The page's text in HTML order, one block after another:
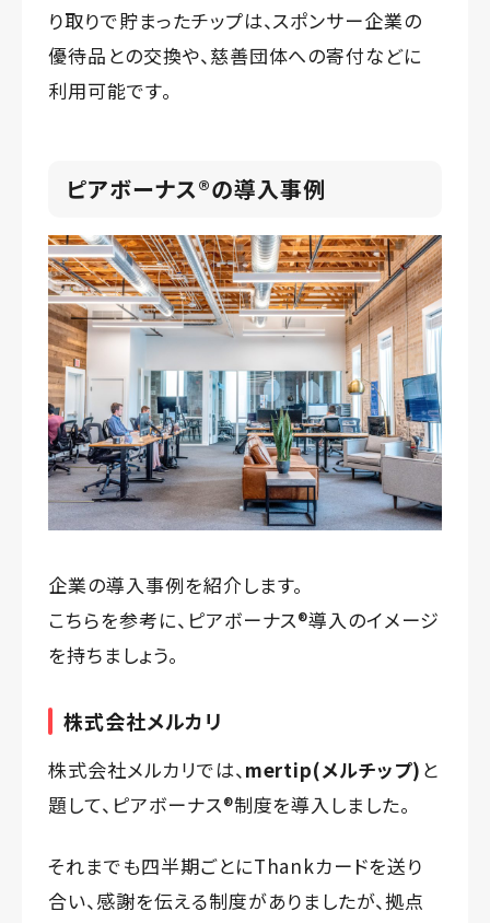
り取りで貯まったチップは、スポンサー企業の
優待品との交換や、慈善団体への寄付などに
利用可能です。
ピアボーナス®️の導入事例
企業の導入事例を紹介します。
こちらを参考に、ピアボーナス®️導入のイメージ
を持ちましょう。
株式会社メルカリ
株式会社メルカリでは、 mertip(メルチップ) と
題して、ピアボーナス®️制度を導入しました。
それまでも四半期ごとにThankカードを送り
合い、感謝を伝える制度がありましたが、拠点